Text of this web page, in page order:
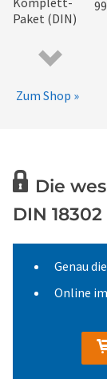
Zum Shop »
Die
DIN
Genau
Online